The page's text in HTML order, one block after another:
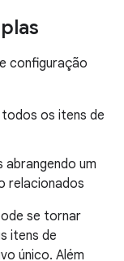
configuração
os itens de
abrangendo um
relacionados
se tornar
itens de
único. Além